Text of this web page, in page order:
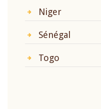
Niger
Sénégal
Togo